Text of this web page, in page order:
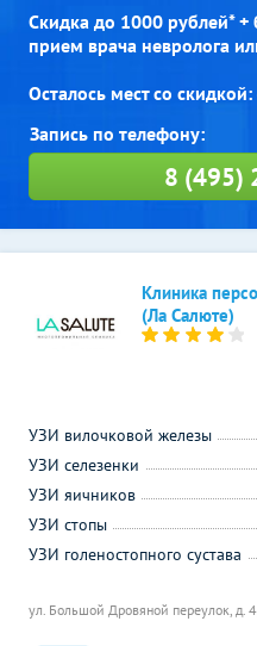
Скидка до 1000 рублей* +
прием врача невролога
Осталось мест со
8 (495)
Клиника
(Ла Салюте)
ул. Большой Дровяной переулок, д.
УЗИ вилочковой железы
УЗИ селезенки
УЗИ яичников
УЗИ стопы
УЗИ голеностопного сустава